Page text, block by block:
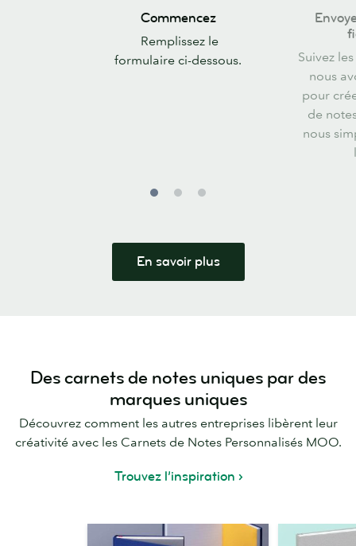
CommencezCommencez
Remplissez le
formulaire ci-dessous.
Envoyez-
fichiers
Suivez
nous
pour
de
nous
En savoir plus
Des carnets de notes uniques par des
marques uniques
Découvrez comment les autres entreprises libèrent leur
créativité avec les Carnets de Notes Personnalisés MOO.
Trouvez l’inspiration